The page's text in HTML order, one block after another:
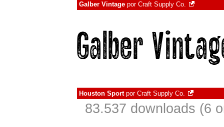
Galber Vintage por Craft Supply Co.
Houston Sportpor Craft Supply Co.
83.537 downloads (6